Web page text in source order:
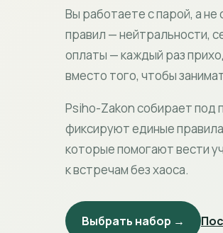
Вы работаете с парой, а не
правил — нейтральности,
оплаты — каждый раз
вместо того, чтобы
Psiho-Zakon собирает под
фиксируют единые
которые помогают вести
к встречам без хаоса.
Выбрать набор →